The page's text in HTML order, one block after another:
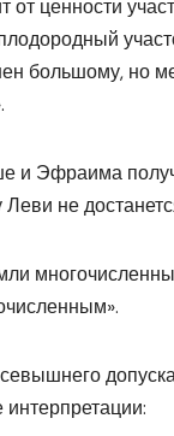
от ценности
большому, но
и Эфраима
не